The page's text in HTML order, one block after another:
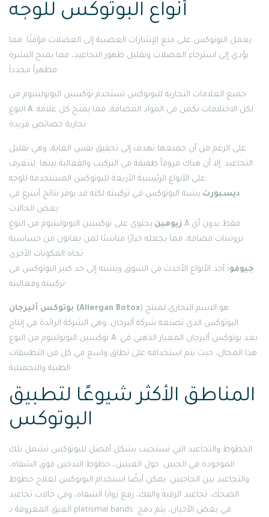
أنواع البوتوكس للوجه
يعمل البوتوكس على منع الإشارات العصبية إلى العضلات مؤقتًا. مما
يؤدي إلى استرخاء العضلات وتقليل ظهور التجاعيد، مما يمنح البشرة
مظهراً مجدداً·
جميع العلامات التجارية للبوتوكس تستخدم توكسين البوتولينيوم من
النوع A. لكن الاختلافات تكمن في المواد المضافة، مما يمنح كل علامة
تجارية خصائص فريدة·
على الرغم من أن جميعها تهدف إلى تحقيق نفس الغاية، وهي تقليل
التجاعيد. إلا أن هناك فروقاً طفيفة في التركيب والفعالية بينها· لنتعرف
على الأنواع الرئيسية الأربعة للبوتوكس المستخدمة للوجه:
ديسبورت:يشبه البوتوكس في تركيبته لكنه قد يوفر نتائج أسرع في
بعض الحالات·
زيومين:يحتوي على توكسين البوتولينيوم من النوع A فقط بدون أي
بروتينات مضافة، مما يجعله خيارًا مناسبًا لمن يعانون من حساسية
تجاه المكونات الأخرى·
جيوفو: أحد الأنواع الأحدث في السوق ويشبه إلى حد كبير البوتوكس في
تركيبته وفعاليته·
بوتوكس أليرجان (Allergan Botox) هو الاسم التجاري لمنتج
البوتوكس الذي تصنعه شركة أليرجان. وهي الشركة الرائدة في إنتاج
توكسين البوتولينوم من النوع A· يعد بوتوكس أليرجان المعيار الذهبي في
هذا المجال، حيث يتم استخدامه على نطاق واسع في كل من التطبيقات
الطبية والتجميلية·
المناطق الأكثر شيوعًا لتطبيق
البوتوكس
الخطوط والتجاعيد التي تستجيب بشكل أفضل للبوتوكس تشمل تلك
الموجودة في الجبين. حول العينين، خطوط التدخين فوق الشفاه،
والتجاعيد بين الحاجبين· يمكن أيضًا استخدام البوتوكس لعلاج خطوط
الضحك، تجاعيد الرقبة والفك، رفع زوايا الشفاه، وفي حالات تجاعيد
العنق المعروفة بـ platismal bands· في بعض الأحيان، يتم دمج